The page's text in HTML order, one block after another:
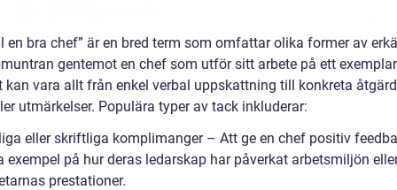
en bra chef” är en bred term som omfattar olika former av
gentemot en chef som utför sitt arbete på ett
kan vara allt från enkel verbal uppskattning till konkreta
utmärkelser. Populära typer av tack inkluderar:
eller skriftliga komplimanger – Att ge en chef positiv
exempel på hur deras ledarskap har påverkat arbetsmiljön
prestationer.